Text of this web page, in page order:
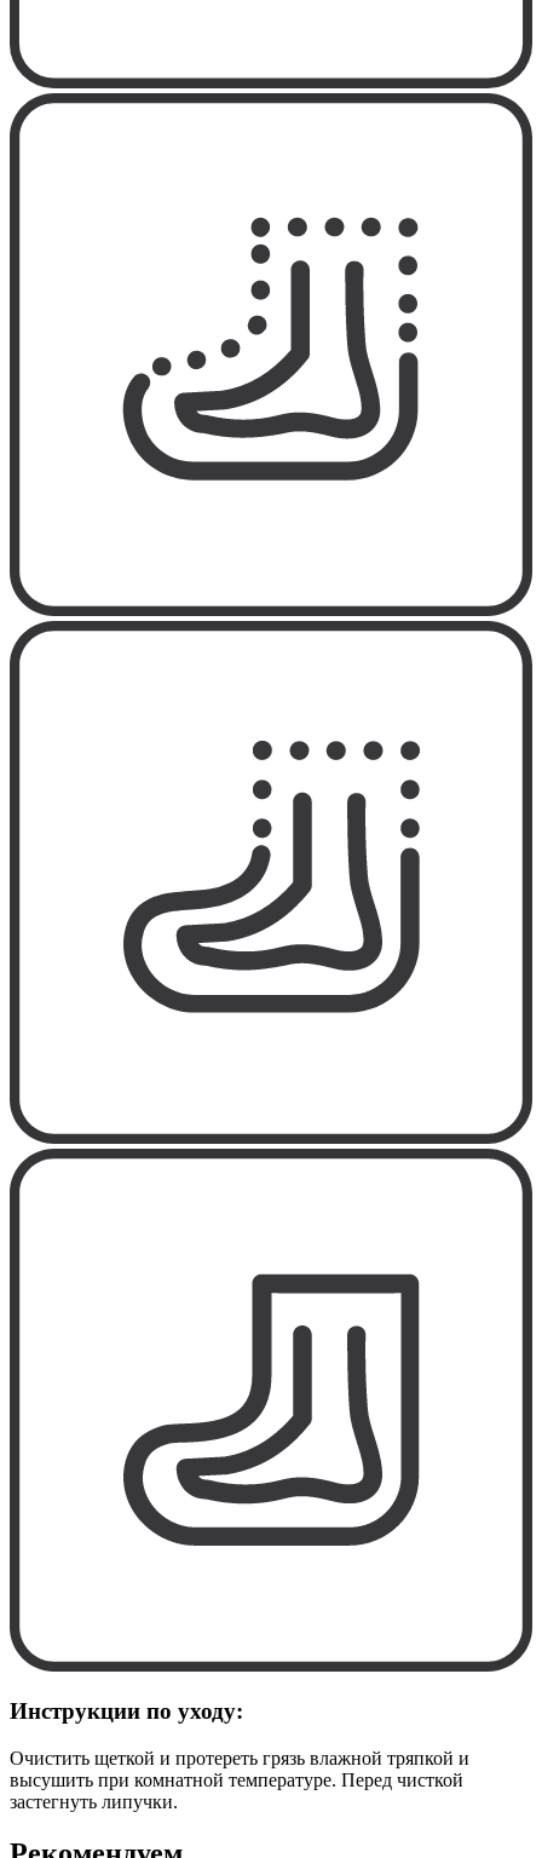
Инструкции по уходу:
Очистить щеткой и протереть грязь влажной тряпкой и
высушить при комнатной температуре. Перед чисткой
застегнуть липучки.